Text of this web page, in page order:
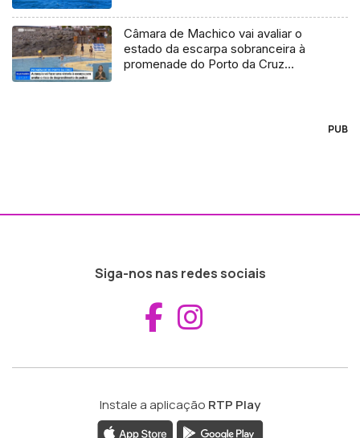
Câmara de Machico vai avaliar o
estado da escarpa sobranceira à
promenade do Porto da Cruz
PUB
Siga-nos nas redes sociais
Aceder ao
Instale a aplicação RTP Play